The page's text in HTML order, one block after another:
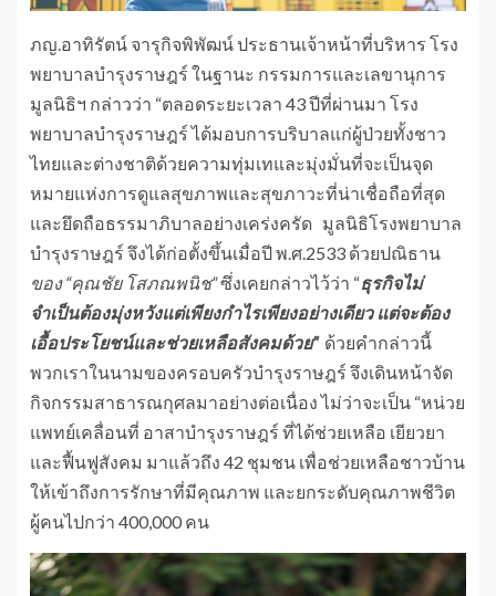
ภญ.อาทิรัตน์ จารุกิจพิพัฒน์ ประธานเจ้าหน้าที่บริหาร โรง
พยาบาลบำรุงราษฎร์ ในฐานะ กรรมการและเลขานุการ
มูลนิธิฯ กล่าวว่า “ตลอดระยะเวลา 43 ปีที่ผ่านมา โรง
พยาบาลบำรุงราษฎร์ ได้มอบการบริบาลแก่ผู้ป่วยทั้งชาว
ไทยและต่างชาติด้วยความทุ่มเทและมุ่งมั่นที่จะเป็นจุด
หมายแห่งการดูแลสุขภาพและสุขภาวะที่น่าเชื่อถือที่สุด
และยึดถือธรรมาภิบาลอย่างเคร่งครัด มูลนิธิโรงพยาบาล
บำรุงราษฎร์ จึงได้ก่อตั้งขึ้นเมื่อปี พ.ศ.2533 ด้วยปณิธาน
ของ “คุณชัย โสภณพนิช”ซึ่งเคยกล่าวไว้ว่า “ธุรกิจไม่
จำเป็นต้องมุ่งหวังแต่เพียงกำไรเพียงอย่างเดียว แต่จะต้อง
เอื้อประโยชน์และช่วยเหลือสังคมด้วย”ด้วยคำกล่าวนี้
พวกเราในนามของครอบครัวบำรุงราษฎร์ จึงเดินหน้าจัด
กิจกรรมสาธารณกุศลมาอย่างต่อเนื่อง ไม่ว่าจะเป็น “หน่วย
แพทย์เคลื่อนที่ อาสาบำรุงราษฎร์ ที่ได้ช่วยเหลือ เยียวยา
และฟื้นฟูสังคม มาแล้วถึง 42 ชุมชน เพื่อช่วยเหลือชาวบ้าน
ให้เข้าถึงการรักษาที่มีคุณภาพ และยกระดับคุณภาพชีวิต
ผู้คนไปกว่า 400,000 คน